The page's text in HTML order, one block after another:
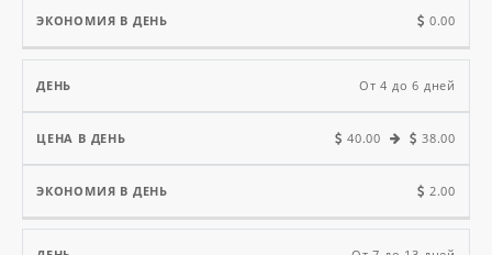
0.00
От 4 до 6 дней
40.00 38.00
2.00